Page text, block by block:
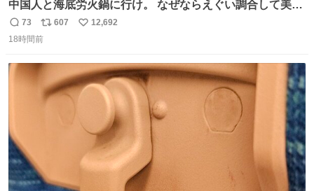
中国人と海底労火鍋に行け。 なぜならえぐい調合して美味
しすぎる ソースを作ってくれるから。
返
信
73
リ
ポ
ト
数
607
い
数
12,692
18時間前